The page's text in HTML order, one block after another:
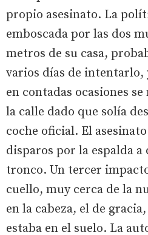
propio asesinato. La
emboscada por las dos
metros de su casa,
varios días de intentarlo,
en contadas ocasiones
la calle dado que solía
coche oficial. El
disparos por la espalda
tronco. Un tercer
cuello, muy cerca de la
en la cabeza, el de
estaba en el suelo. La